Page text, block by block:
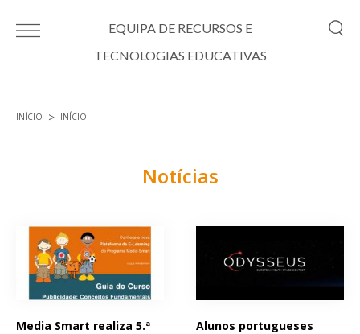
EQUIPA DE RECURSOS E
TECNOLOGIAS EDUCATIVAS
INÍCIO INÍCIO
Notícias
Media Smart realiza 5.ª
Alunos portugueses
Páginas